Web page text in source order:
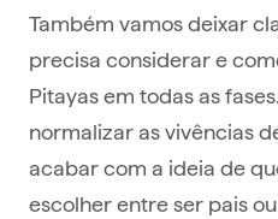
Também vamos deixar
precisa considerar e
Pitayas em todas as
normalizar as vivências
acabar com a ideia de
escolher entre ser pais